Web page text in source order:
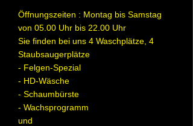
Öffnungszeiten : Montag bis Samstag
von 05.00 Uhr bis 22.00 Uhr
Sie finden bei uns 4 Waschplätze, 4
Staubsaugerplätze
- Felgen-Spezial
- HD-Wäsche
- Schaumbürste
- Wachsprogramm
und